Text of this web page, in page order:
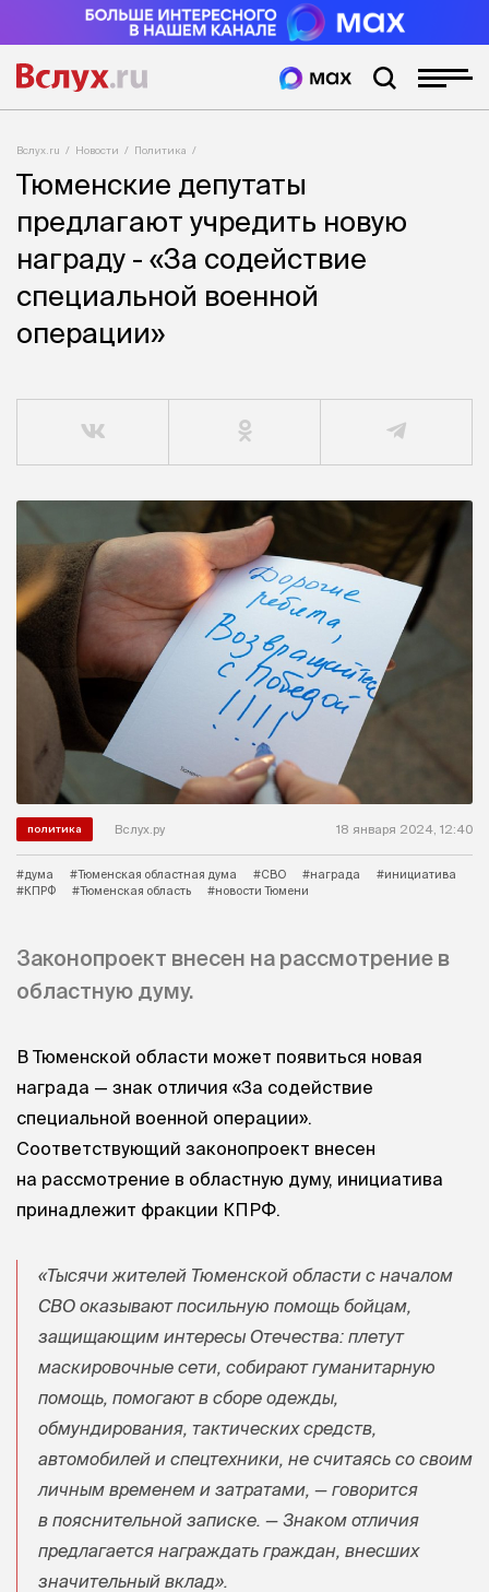
Вслух.ru Новости Политика
Тюменские депутаты
предлагают учредить новую
награду - «За содействие
специальной военной
операции»
политика Вслух.ру 18 января 2024, 12:40
#дума #Тюменская областная дума #СВО #награда
#инициатива
#КПРФ
#Тюменская область #новости Тюмени
Законопроект внесен на рассмотрение в
областную думу.
В Тюменской области может появиться новая
награда — знак отличия «За содействие
специальной военной операции».
Соответствующий законопроект внесен
на рассмотрение в областную думу, инициатива
принадлежит фракции КПРФ.
«Тысячи жителей Тюменской области с началом
СВО оказывают посильную помощь бойцам,
защищающим интересы Отечества: плетут
маскировочные сети, собирают гуманитарную
помощь, помогают в сборе одежды,
обмундирования, тактических средств,
автомобилей и спецтехники, не считаясь со своим
личным временем и затратами, — говорится
в пояснительной записке. — Знаком отличия
предлагается награждать граждан, внесших
значительный вклад».